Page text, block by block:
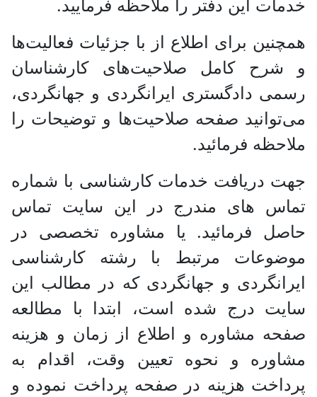
خدمات این دفتر را ملاحظه فرمایید.
همچنین برای اطلاع از با جزئیات فعالیت‌‌ها
و شرح کامل صلاحیت‌های کارشناسان
رسمی دادگستری ایرانگردی و جهانگردی،
می‌توانید صفحه صلاحیت‌ها و توضیحات را
ملاحظه فرمائید.
جهت دریافت خدمات کارشناسی با شماره
تماس های مندرج در این سایت تماس
حاصل فرمائید. یا مشاوره تخصصی در
موضوعات مرتبط با رشته کارشناسی
ایرانگردی و جهانگردی که در مطالب این
سایت درج شده است، ابتدا با مطالعه
صفحه مشاوره و اطلاع از زمان و هزینه
مشاوره و نحوه تعیین وقت، اقدام به
پرداخت هزینه در صفحه پرداخت نموده و